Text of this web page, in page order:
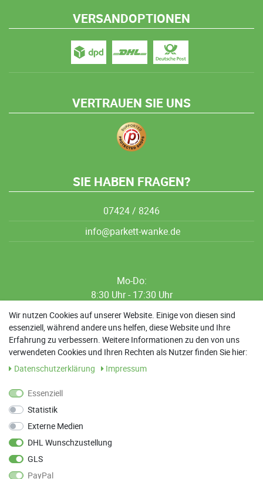
VERSANDOPTIONEN
VERTRAUEN SIE UNS
SIE HABEN FRAGEN?
07424 / 8246
info@parkett-wanke.de
Mo-Do:
8:30 Uhr - 17:30 Uhr
8:30 Uhr - 12:00 Uhr
13:00 Uhr - 17:30 Uhr
Sa: 9:00 Uhr - 13:00 Uhr
Parkett Wanke
Wir nutzen Cookies auf unserer Website. Einige von diesen sind
essenziell, während andere uns helfen, diese Website und Ihre
Erfahrung zu verbessern. Weitere Informationen zu den von uns
verwendeten Cookies und Ihren Rechten als Nutzer finden Sie hier:
Daten­schutz­erklärung
Impressum
Essenziell
Statistik
Externe Medien
DHL Wunschzustellung
GLS
PayPal